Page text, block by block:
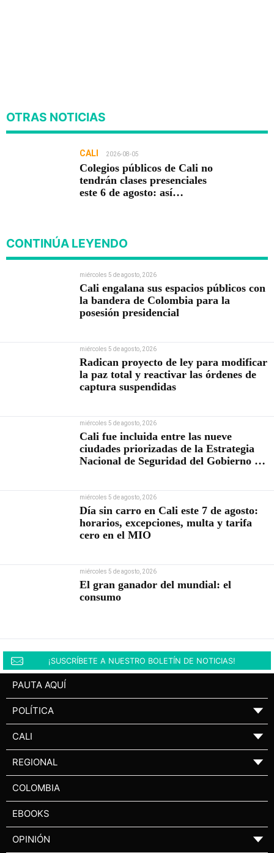
OTRAS NOTICIAS
CALI 2026-08-05
Colegios públicos de Cali no
tendrán clases presenciales
este 6 de agosto: así
CONTINÚA LEYENDO
miércoles 5 de agosto, 2026
Cali engalana sus espacios públicos con
la bandera de Colombia para la
posesión presidencial
miércoles 5 de agosto, 2026
Radican proyecto de ley para modificar
la paz total y reactivar las órdenes de
captura suspendidas
miércoles 5 de agosto, 2026
Cali fue incluida entre las nueve
ciudades priorizadas de la Estrategia
Nacional de Seguridad del Gobierno de
miércoles 5 de agosto, 2026
Día sin carro en Cali este 7 de agosto:
horarios, excepciones, multa y tarifa
cero en el MIO
miércoles 5 de agosto, 2026
El gran ganador del mundial: el
consumo
¡SUSCRÍBETE A NUESTRO BOLETÍN DE NOTICIAS!
PAUTA AQUÍ
POLÍTICA ▼
CALI ▼
REGIONAL ▼
COLOMBIA
EBOOKS
OPINIÓN ▼